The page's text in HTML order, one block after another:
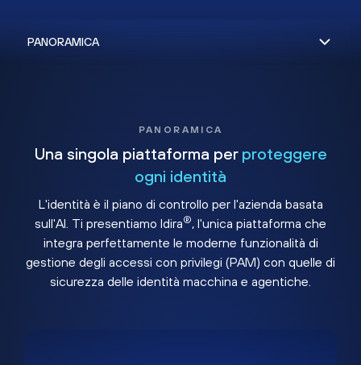
PANORAMICA
Una singola piattaforma per proteggere
ogni identità
L'identità è il piano di controllo per l'azienda basata
sull'AI. Ti presentiamo Idira®, l'unica piattaforma che
integra perfettamente le moderne funzionalità di
gestione degli accessi con privilegi (PAM) con quelle di
sicurezza delle identità macchina e agentiche.